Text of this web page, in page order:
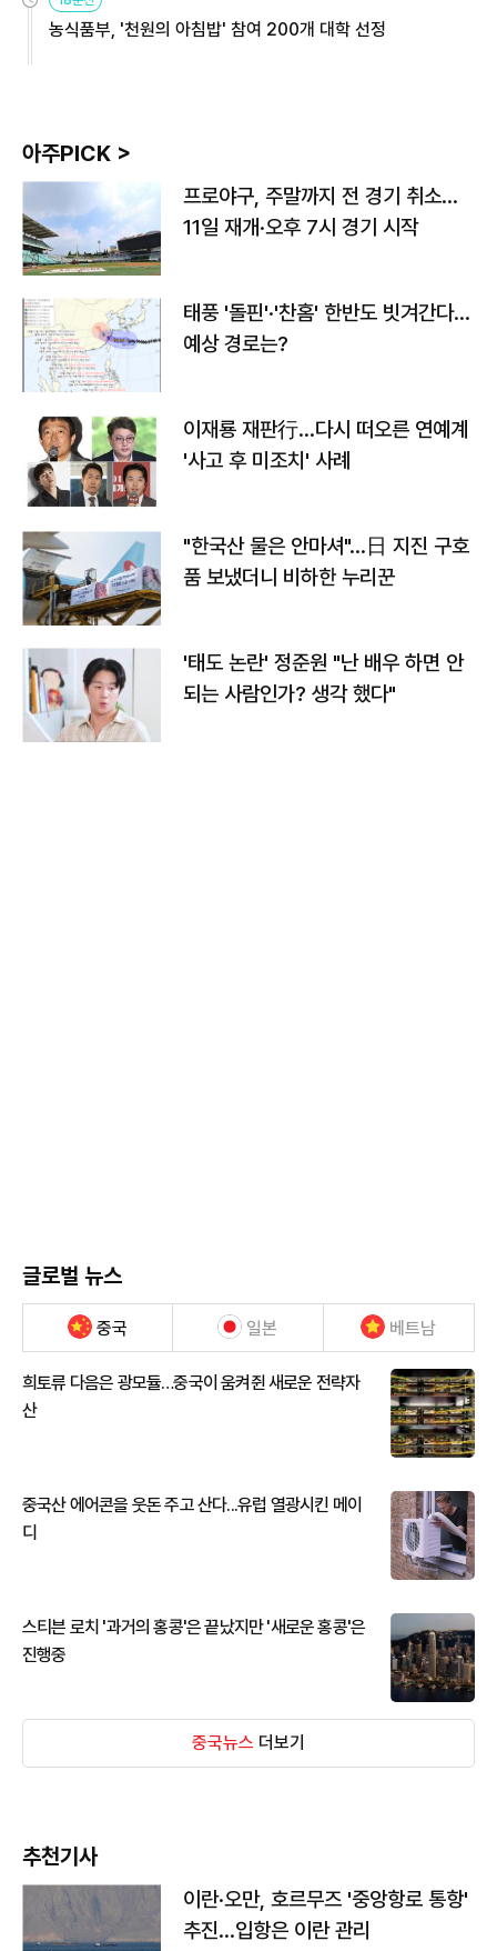
농식품부, '천원의 아침밥' 참여 200개 대학 선정
아주PICK >
프로야구, 주말까지 전 경기 취소…
11일 재개·오후 7시 경기 시작
태풍 '돌핀'·'찬홈' 한반도 빗겨간다…
예상 경로는?
이재룡 재판行…다시 떠오른 연예계
'사고 후 미조치' 사례
"한국산 물은 안마셔"…日 지진 구호
품 보냈더니 비하한 누리꾼
'태도 논란' 정준원 "난 배우 하면 안
되는 사람인가? 생각 했다"
글로벌 뉴스
중국 일본 베트남
희토류 다음은 광모듈…중국이 움켜쥔 새로운 전략자
산
중국산 에어콘을 웃돈 주고 산다...유럽 열광시킨 메이
디
스티븐 로치 '과거의 홍콩'은 끝났지만 '새로운 홍콩'은
진행중
중국뉴스 더보기
추천기사
이란·오만, 호르무즈 '중앙항로 통항'
추진…입항은 이란 관리